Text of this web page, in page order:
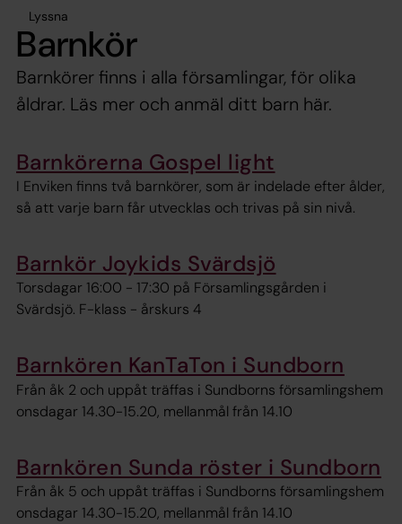
Lyssna
Barnkör
Barnkörer finns i alla församlingar, för olika
åldrar. Läs mer och anmäl ditt barn här.
Barnkörerna Gospel light
I Enviken finns två barnkörer, som är indelade efter ålder,
så att varje barn får utvecklas och trivas på sin nivå.
Barnkör Joykids Svärdsjö
Torsdagar 16:00 - 17:30 på Församlingsgården i
Svärdsjö. F-klass - årskurs 4
Barnkören KanTaTon i Sundborn
Från åk 2 och uppåt träffas i Sundborns församlingshem
onsdagar 14.30-15.20, mellanmål från 14.10
Barnkören Sunda röster i Sundborn
Från åk 5 och uppåt träffas i Sundborns församlingshem
onsdagar 14.30-15.20, mellanmål från 14.10